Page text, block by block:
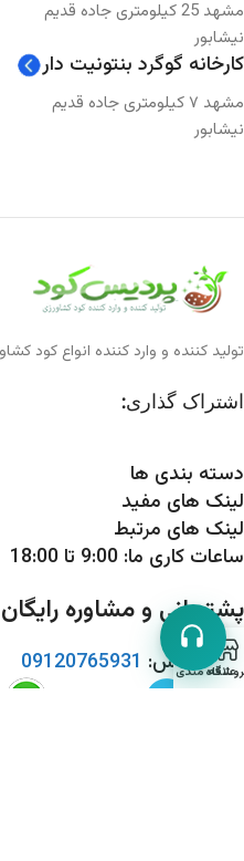
مشهد 25 کیلومتری جاده قدیم
نیشابور
کارخانه گوگرد بنتونیت دار
مشهد ۷ کیلومتری جاده قدیم
نیشابور
تولید کننده و وارد کننده انواع کود
اشتراک گذاری:
دسته بندی ها
لینک های مفید
لینک های مرتبط
ساعات کاری ما: 9:00 تا 18:00
پشتیبانی و مشاوره رایگان
تماس: 09120765931 علاقه مندی ها